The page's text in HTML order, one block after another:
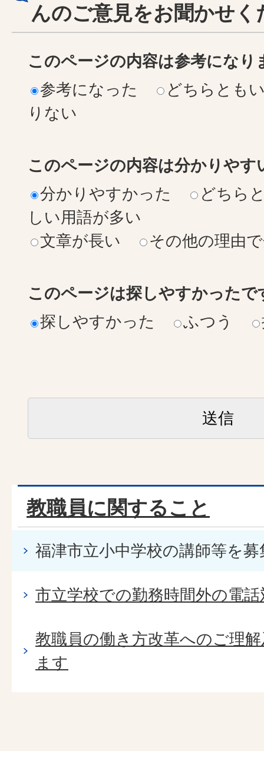
んのご意見をお聞かせく
このページの内容は参考になり
参考になった
どちらとも
りない
このページの内容は分かりやす
分かりやすかった
どちら
しい用語が多い
文章が長い
その他の理由
このページは探しやすかったで
探しやすかった
ふつう
教職員に関すること
福津市立小中学校の講師等を
市立学校での勤務時間外の電
教職員の働き方改革へのご理
ます